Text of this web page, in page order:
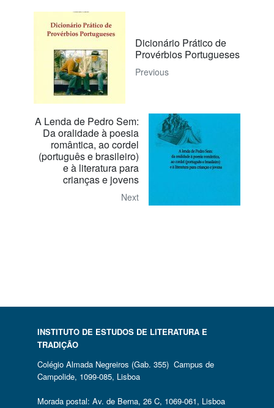
Dicionário Prático de
Provérbios Portugueses
Previous
A Lenda de Pedro Sem:
Da oralidade à poesia
romântica, ao cordel
(português e brasileiro)
e à literatura para
crianças e jovens
Next
INSTITUTO DE ESTUDOS DE LITERATURA E
TRADIÇÃO
Colégio Almada Negreiros (Gab. 355) Campus de
Campolide, 1099-085, Lisboa
Morada postal: Av. de Berna, 26 C, 1069-061, Lisboa